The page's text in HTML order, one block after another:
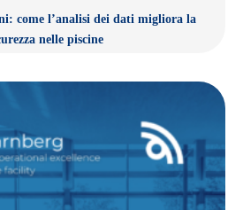
come l’analisi dei dati migliora la
nelle piscine